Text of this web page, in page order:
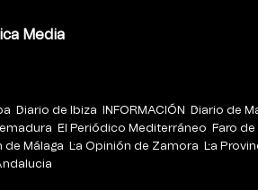
Media
Diario de Ibiza INFORMACIÓN Diario de
El Periódico Mediterráneo Faro de
de Málaga La Opinión de Zamora La